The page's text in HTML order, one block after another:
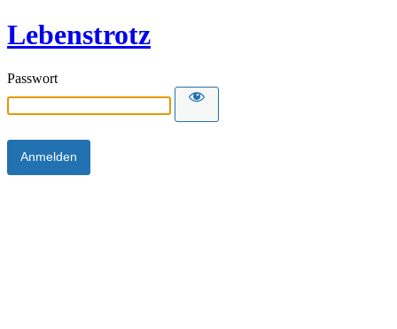
Lebenstrotz
Passwort